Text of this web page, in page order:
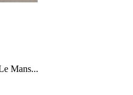
Mans...